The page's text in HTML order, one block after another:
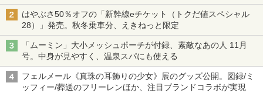
はやぶさ50％オフの「新幹線eチケット（トクだ値スペシャル
28）」発売。秋冬乗車分、えきねっと限定
「ムーミン」大小メッシュポーチが付録、素敵なあの人 11月
号。中身が見やすく、温泉スパにも使える
フェルメール《真珠の耳飾りの少女》展のグッズ公開。図録/ミ
ッフィー/葬送のフリーレンほか、注目ブランドコラボが実現